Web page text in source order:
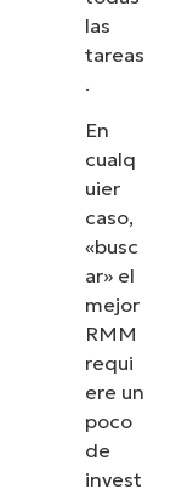
las
tareas
.
En
cualq
uier
caso,
«busc
ar» el
mejor
RMM
requi
ere un
poco
de
invest